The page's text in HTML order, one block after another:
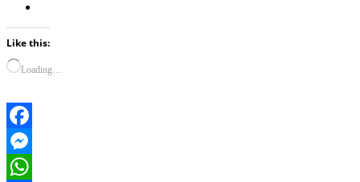
Like this:
Loading…
Facebook
Messenger